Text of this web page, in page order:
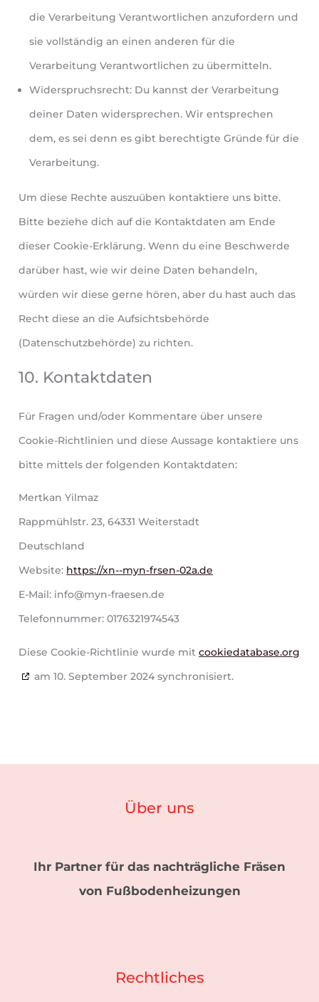
die Verarbeitung Verantwortlichen anzufordern und
sie vollständig an einen anderen für die
Verarbeitung Verantwortlichen zu übermitteln.
Widerspruchsrecht: Du kannst der Verarbeitung
deiner Daten widersprechen. Wir entsprechen
dem, es sei denn es gibt berechtigte Gründe für die
Verarbeitung.
Um diese Rechte auszuüben kontaktiere uns bitte.
Bitte beziehe dich auf die Kontaktdaten am Ende
dieser Cookie-Erklärung. Wenn du eine Beschwerde
darüber hast, wie wir deine Daten behandeln,
würden wir diese gerne hören, aber du hast auch das
Recht diese an die Aufsichtsbehörde
(Datenschutzbehörde) zu richten.
10. Kontaktdaten
Für Fragen und/oder Kommentare über unsere
Cookie-Richtlinien und diese Aussage kontaktiere uns
bitte mittels der folgenden Kontaktdaten:
Mertkan Yilmaz
Rappmühlstr. 23, 64331 Weiterstadt
Deutschland
Website: https://xn--myn-frsen-02a.de
E-Mail: info@myn-fraesen.de
Telefonnummer: 0176321974543
Diese Cookie-Richtlinie wurde mitcookiedatabase.org
am 10. September 2024 synchronisiert.
Über uns
Ihr Partner für das nachträgliche Fräsen
von Fußbodenheizungen
Rechtliches